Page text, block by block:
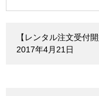
【レンタル注文受付開
2017年4月21日